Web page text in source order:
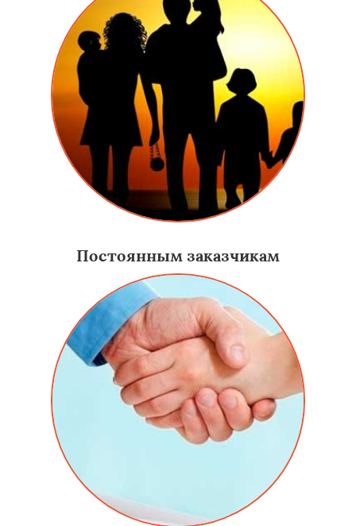
Постоянным заказчикам